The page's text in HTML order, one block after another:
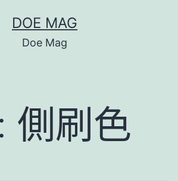
DOE MAG
Doe Mag
側刷色